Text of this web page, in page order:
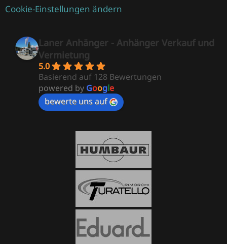
Cookie-Einstellungen ändern
Laner Anhänger - Anhänger Verkauf und
Vermietung
5.0
Basierend auf 128 Bewertungen
powered by Google
bewerte uns auf